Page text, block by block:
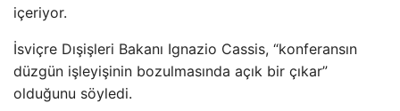
içeriyor.
İsviçre Dışişleri Bakanı Ignazio Cassis, “konferansın
düzgün işleyişinin bozulmasında açık bir çıkar”
olduğunu söyledi.